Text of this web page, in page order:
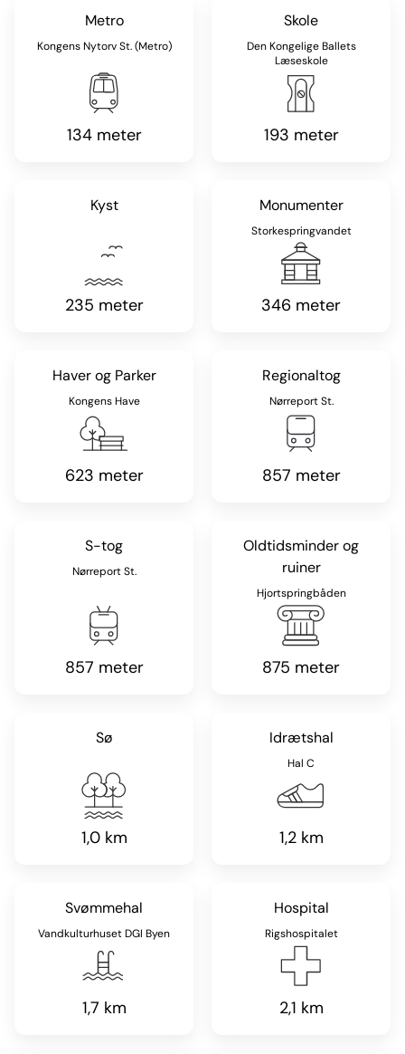
Metro
Kongens Nytorv St. (Metro)
134 meter
Skole
Den Kongelige Ballets
Læseskole
193 meter
Kyst
235 meter
Monumenter
Storkespringvandet
346 meter
Haver og Parker
Kongens Have
623 meter
Regionaltog
Nørreport St.
857 meter
S-tog
Nørreport St.
857 meter
Oldtidsminder og
ruiner
Hjortspringbåden
875 meter
Sø
1,0 km
Idrætshal
Hal C
1,2 km
Svømmehal
Vandkulturhuset DGI Byen
1,7 km
Hospital
Rigshospitalet
2,1 km